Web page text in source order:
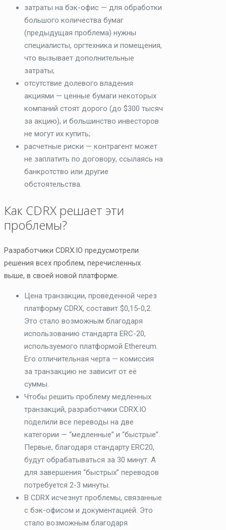
затраты на бэк-офис — для обработки
большого количества бумаг
(предыдущая проблема) нужны
специалисты, оргтехника и помещения,
что вызывает дополнительные
затраты;
отсутствие долевого владения
акциями — ценные бумаги некоторых
компаний стоят дорого (до $300 тысяч
за акцию), и большинство инвесторов
не могут их купить;
расчетные риски — контрагент может
не заплатить по договору, ссылаясь на
банкротство или другие
обстоятельства.
Как CDRX решает эти
проблемы?
Разработчики CDRX.IO предусмотрели
решения всех проблем, перечисленных
выше, в своей новой платформе.
Цена транзакции, проведенной через
платформу CDRX, составит $0,15-0,2.
Это стало возможным благодаря
использованию стандарта ERC-20,
используемого платформой Ethereum.
Его отличительная черта — комиссия
за транзакцию не зависит от её
суммы.
Чтобы решить проблему медленных
транзакций, разработчики CDRX.IO
поделили все переводы на две
категории — “медленные” и “быстрые”.
Первые, благодаря стандарту ERC20,
будут обрабатываться за 30 минут. А
для завершения “быстрых” переводов
потребуется 2-3 минуты.
В CDRX исчезнут проблемы, связанные
с бэк-офисом и документацией. Это
стало возможным благодаря